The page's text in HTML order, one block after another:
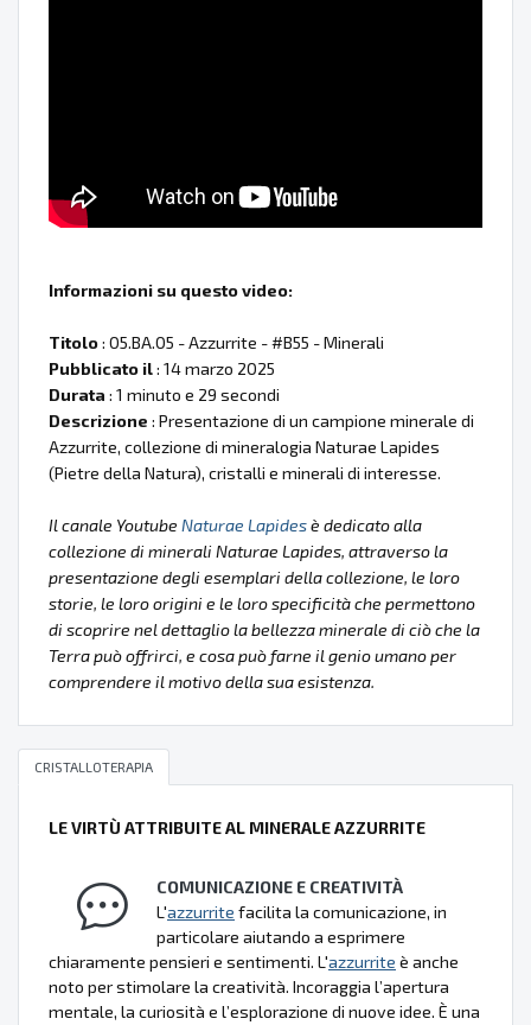
Informazioni su questo video:
Titolo: 05.BA.05 - Azzurrite - #B55 - Minerali
Pubblicato il: 14 marzo 2025
Durata : 1 minuto e 29 secondi
Descrizione : Presentazione di un campione minerale di
Azzurrite, collezione di mineralogia Naturae Lapides
(Pietre della Natura), cristalli e minerali di interesse.
Il canale Youtube Naturae Lapidesè dedicato alla
collezione di minerali Naturae Lapides, attraverso la
presentazione degli esemplari della collezione, le loro
storie, le loro origini e le loro specificità che permettono
di scoprire nel dettaglio la bellezza minerale di ciò che la
Terra può offrirci, e cosa può farne il genio umano per
comprendere il motivo della sua esistenza.
CRISTALLOTERAPIA
LE VIRTÙ ATTRIBUITE AL MINERALE AZZURRITE
COMUNICAZIONE E CREATIVITÀ
L'azzurrite facilita la comunicazione, in
particolare aiutando a esprimere
chiaramente pensieri e sentimenti. L'azzurrite è anche
noto per stimolare la creatività. Incoraggia l’apertura
mentale, la curiosità e l’esplorazione di nuove idee. È una